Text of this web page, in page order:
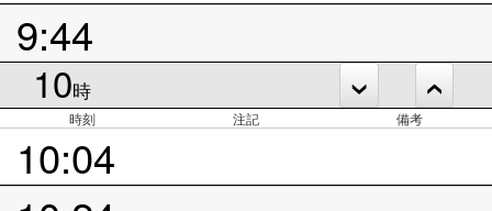
9:44
10時
時刻 注記 備考
10:04